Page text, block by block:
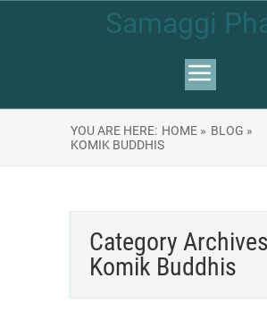
Samaggi
YOU ARE HERE: HOME » BLOG »
KOMIK BUDDHIS
Category
Komik Buddhis